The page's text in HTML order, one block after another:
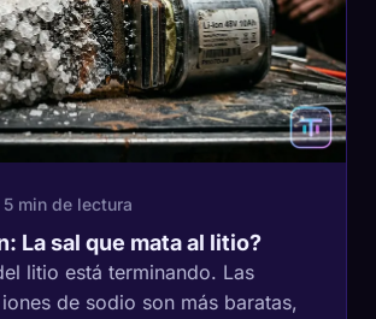
5 min de lectura
La sal que mata al litio?
litio está terminando. Las
de sodio son más baratas,